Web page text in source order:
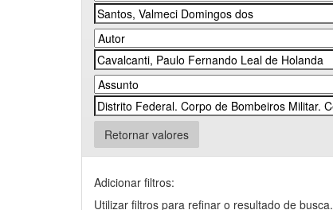
Retornar valores
Adicionar filtros:
Utilizar filtros para refinar o resultado de busca.